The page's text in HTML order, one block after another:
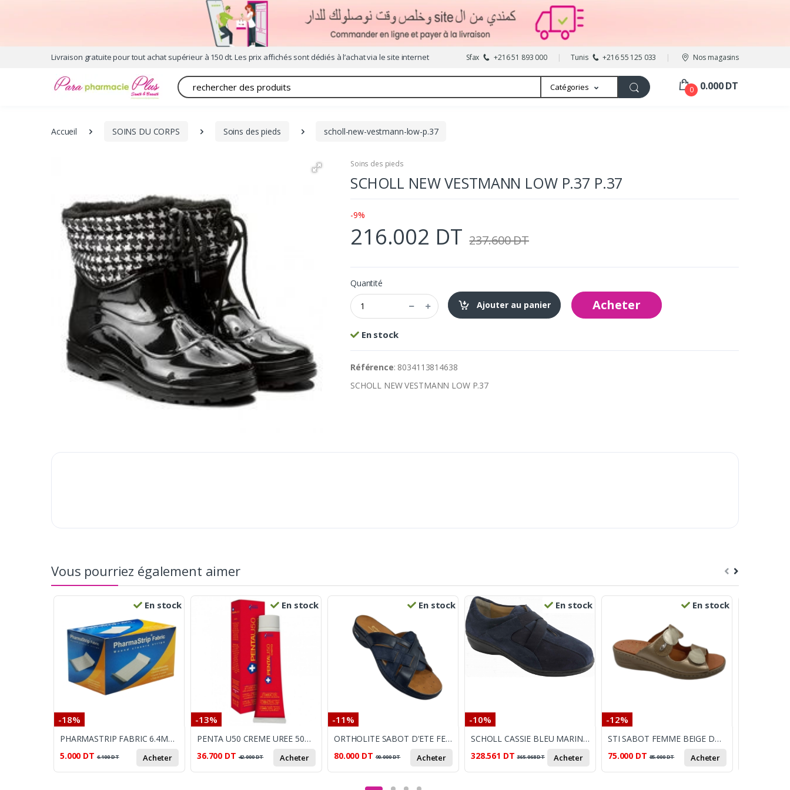
Livraison gratuite pour tout achat supérieur à 150 dt. Les prix affichés sont dédiés à l’achat via le site internet Sfax +216 51 893 000 Tunis +216 55 125 033 Nos magasins
Recherche Catégories 0 0.000 DT
Accueil SOINS DU CORPS Soins des pieds scholl-new-vestmann-low-p.37
Soins des pieds
SCHOLL NEW VESTMANN LOW P.37 P.37
-9%
216.002 DT 237.600 DT
Quantité
Ajouter au panier
Acheter
En stock
Référence: 8034113814638
SCHOLL NEW VESTMANN LOW P.37
Vous pourriez également aimer
En stock
-18%
PHARMASTRIP FABRIC 6.4MM*102MM
5.000 DT 6.100DT Acheter
En stock
-13%
PENTA U50 CREME UREE 50% 30ML
36.700 DT 42.000DT Acheter
En stock
-11%
ORTHOLITE SABOT D'ETE FEMME LAME bleu
80.000 DT 90.000DT Acheter
En stock
-10%
SCHOLL CASSIE BLEU MARINE P 38 38
328.561 DT 365.068DT Acheter
En stock
-12%
STI SABOT FEMME BEIGE DORE
75.000 DT 85.000DT Acheter